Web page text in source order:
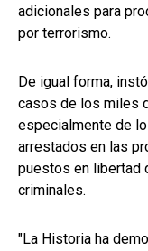
adicionales para
por terrorismo.
De igual forma,
casos de los miles
especialmente de
arrestados en las
puestos en libertad
criminales.
"La Historia ha